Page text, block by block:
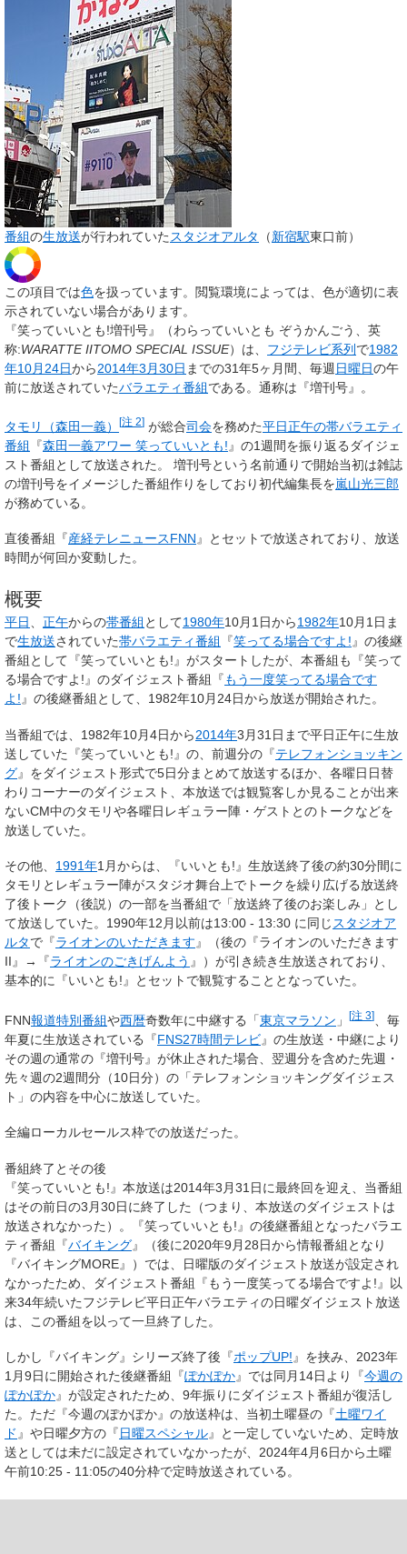
番組の生放送が行われていた スタジオアルタ （新宿駅東口前）
この項目では色を扱っています。閲覧環境によっては、色が適切に表
示されていない場合があります。
『笑っていいとも!増刊号』（わらっていいとも ぞうかんごう、英
称:WARATTE IITOMO SPECIAL ISSUE）は、 フジテレビ系列で1982
年10月24日から2014年3月30日 までの31年5ヶ月間、毎週 日曜日の午
前に放送されていたバラエティ番組である。通称は『増刊号』。
タモリ（森田一義） [注 2] が総合司会を務めた平日正午の帯バラエティ
番組
『森田一義アワー 笑っていいとも! 』の1週間を振り返るダイジェ
スト番組として放送された。 増刊号という名前通りで開始当初は雑誌
の増刊号をイメージした番組作りをしており初代編集長を嵐山光三郎
が務めている。
直後番組『産経テレニュースFNN』とセットで放送されており、放送
時間が何回か変動した。
概要
平日 正午からの帯番組 として1980年10月1日から1982年10月1日ま
で生放送されていた帯バラエティ番組 『笑ってる場合ですよ! 』の後継
番組として『笑っていいとも!』がスタートしたが、本番組も『笑って
る場合ですよ!』のダイジェスト番組『もう一度笑ってる場合です
よ! 』の後継番組として、1982年10月24日から放送が開始された。
当番組では、1982年10月4日から2014年3月31日まで平日正午に生放
送していた『笑っていいとも!』の、前週分の『テレフォンショッキン
グ』をダイジェスト形式で5日分まとめて放送するほか、各曜日日替
わりコーナーのダイジェスト、本放送では観覧客しか見ることが出来
ないCM中のタモリや各曜日レギュラー陣・ゲストとのトークなどを
放送していた。
その他、 1991年1月からは、『いいとも!』生放送終了後の約30分間に
タモリとレギュラー陣がスタジオ舞台上でトークを繰り広げる放送終
了後トーク（後説）の一部を当番組で「放送終了後のお楽しみ」とし
て放送していた。1990年12月以前は13:00 - 13:30 に同じスタジオア
ルタで『ライオンのいただきます』（後の『ライオンのいただきます
II』→『ライオンのごきげんよう 』）が引き続き生放送されており、
基本的に『いいとも!』とセットで観覧することとなっていた。
FNN報道特別番組や西暦奇数年に中継する「東京マラソン 」 [注 3]
、毎
年夏に生放送されている『FNS27時間テレビ』の生放送・中継により
その週の通常の『増刊号』が休止された場合、翌週分を含めた先週・
先々週の2週間分（10日分）の「テレフォンショッキングダイジェス
ト」の内容を中心に放送していた。
全編ローカルセールス枠での放送だった。
番組終了とその後
『笑っていいとも!』本放送は2014年3月31日に最終回を迎え、当番組
はその前日の3月30日に終了した（つまり、本放送のダイジェストは
放送されなかった）。『笑っていいとも!』の後継番組となったバラエ
ティ番組『バイキング』（後に2020年9月28日から情報番組となり
『バイキングMORE』）では、日曜版のダイジェスト放送が設定され
なかったため、ダイジェスト番組『もう一度笑ってる場合ですよ!』以
来34年続いたフジテレビ平日正午バラエティの日曜ダイジェスト放送
は、この番組を以って一旦終了した。
しかし『バイキング』シリーズ終了後『ポップUP!』を挟み、2023年
1月9日に開始された後継番組『ぽかぽか』では同月14日より『今週の
ぽかぽか』が設定されたため、9年振りにダイジェスト番組が復活し
た。ただ『今週のぽかぽか』の放送枠は、当初土曜昼の『土曜ワイ
ド 』や日曜夕方の『日曜スペシャル』と一定していないため、定時放
送としては未だに設定されていなかったが、2024年4月6日から土曜
午前10:25 - 11:05の40分枠で定時放送されている。